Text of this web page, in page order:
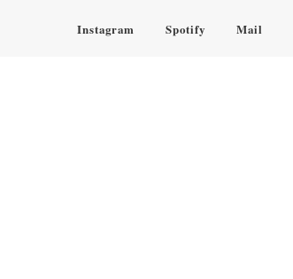
Instagram Spotify Mail